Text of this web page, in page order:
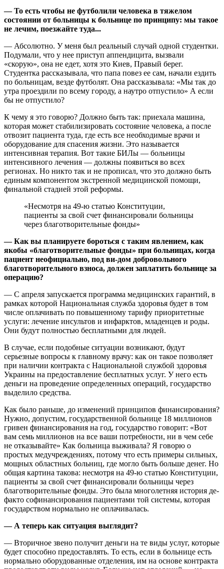
— То есть чтобы не футболили человека в тяжелом
состоянии от больницы к больнице по принципу: мы такое
не лечим, поезжайте туда...
— Абсолютно. У меня был реальный случай одной студентки.
Подумали, что у нее приступ аппендицита, вызвали
«скорую», она не едет, хотя это Киев, Правый берег.
Студентка рассказывала, что папа повез ее сам, начали ездить
по больницам, везде футболят. Она рассказывала: «Мы так до
утра проездили по всему городу, а наутро отпустило» А если
бы не отпустило?
К чему я это говорю? Должно быть так: приехала машина,
которая может стабилизировать состояние человека, а после
отвозит пациента туда, где есть все необходимые врачи и
оборудование для спасения жизни. Это называется
интенсивная терапия. Вот такие БИЛы — больницы
интенсивного лечения — должны появиться во всех
регионах. Но никто так и не прописал, что это должно быть
единым компонентом экстренной медицинской помощи,
финальной стадией этой реформы.
«Несмотря на 49-ю статью Конституции,
пациенты за свой счет финансировали больницы
через благотворительные фонды»
— Как вы планируете бороться с таким явлением, как
якобы «благотворительные фонды» при больницах, когда
пациент неофициально, под ви-дом добровольного
благотворительного взноса, должен заплатить больнице за
операцию?
— С апреля запускается программа медицинских гарантий, в
рамках которой Национальная служба здоровья будет в том
числе оплачивать по повышенному тарифу приоритетные
услуги: лечение инсультов и инфарктов, младенцев и роды.
Они будут полностью бесплатными для людей.
В случае, если подобные ситуации возникают, будут
серьезные вопросы к главному врачу: как он такое позволяет
при наличии контракта с Национальной службой здоровья
Украины на предоставление бесплатных услуг. У него есть
деньги на проведение определенных операций, государство
выделило средства.
Как было раньше, до изменений принципов финансирования?
Нужно, допустим, государственной больнице 18 миллионов
гривен финансирования на год, государство говорит: «Вот
вам семь миллионов на все ваши потребности, ни в чем себе
не отказывайте» Как больница выживала? Я говорю о
простых медучреждениях, потому что есть примеры сильных,
мощных областных больниц, где могло быть больше денег. Но
общая картина такова: несмотря на 49-ю статью Конституции,
пациенты за свой счет финансировали больницы через
благотворительные фонды. Это была многолетняя история де-
факто софинансирования пациентами той системы, которая
государством нормально не оплачивалась.
— А теперь как ситуация выглядит?
— Вторичное звено получит деньги на те виды услуг, которые
будет способно предоставлять. То есть, если в больнице есть
нормально оборудованные отделения, им на основе контракта